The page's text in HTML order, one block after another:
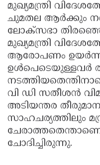
മുഖ്യമന്ത്രി
ചുമതല ആര്‍ക്കും
ലോക്‌സഭാ
മുഖ്യമന്ത്രി
ആരോപണം
ഉള്‍പെടെയുള്ളവര്‍
വി ഡി സതീശന്‍
അടിയന്തര
സാഹചര്യത്തിലും
ചോദിച്ചിരുന്നു.